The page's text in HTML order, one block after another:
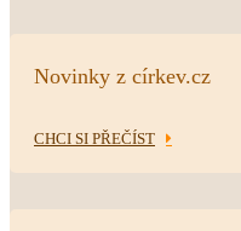
Novinky z církev.cz
CHCI SI PŘEČÍST